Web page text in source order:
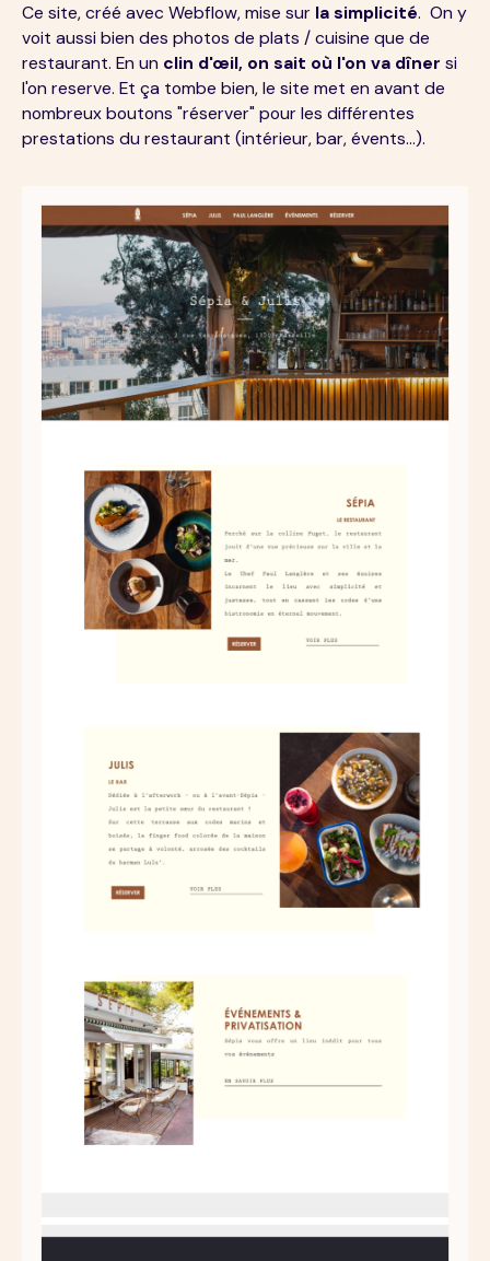
Ce site, créé avec Webflow, mise sur la simplicité. On y
voit aussi bien des photos de plats / cuisine que de
restaurant. En un clin d'œil, on sait où l'on va dîner si
l'on reserve. Et ça tombe bien, le site met en avant de
nombreux boutons "réserver" pour les différentes
prestations du restaurant (intérieur, bar, évents...).